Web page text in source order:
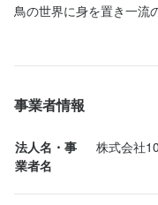
鳥の世界に身を置き一流
強く出すことの出来る高
味をコントロールする。
30日と云う長期に熟成し
事業者情報
法人名・事
業者名
株式会社